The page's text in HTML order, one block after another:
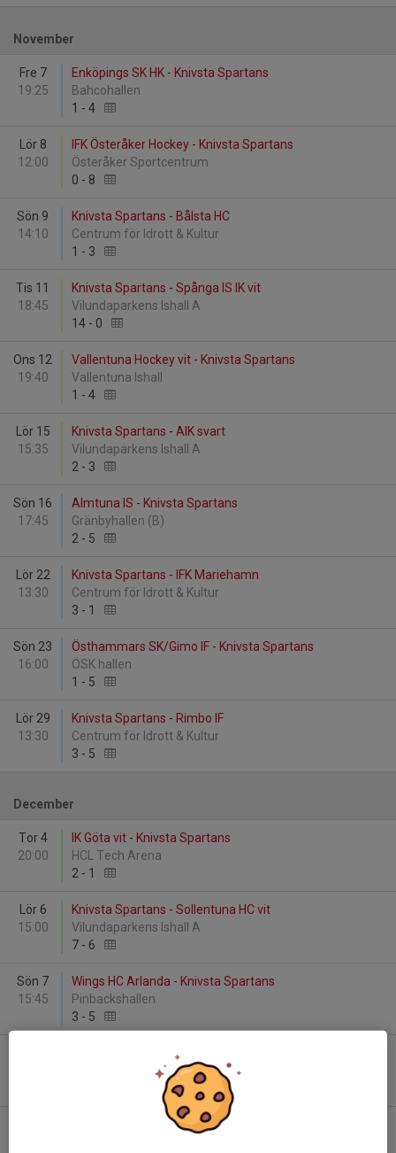
November
Fre 7
19:25
Enköpings SK HK - Knivsta Spartans
Bahcohallen
1 - 4
Lör 8
12:00
IFK Österåker Hockey - Knivsta Spartans
Österåker Sportcentrum
0 - 8
Sön 9
14:10
Knivsta Spartans - Bålsta HC
Centrum för Idrott & Kultur
1 - 3
Tis 11
18:45
Knivsta Spartans - Spånga IS IK vit
Vilundaparkens Ishall A
14 - 0
Ons 12
19:40
Vallentuna Hockey vit - Knivsta Spartans
Vallentuna Ishall
1 - 4
Lör 15
15:35
Knivsta Spartans - AIK svart
Vilundaparkens Ishall A
2 - 3
Sön 16
17:45
Almtuna IS - Knivsta Spartans
Gränbyhallen (B)
2 - 5
Lör 22
13:30
Knivsta Spartans - IFK Mariehamn
Centrum för Idrott & Kultur
3 - 1
Sön 23
16:00
Östhammars SK/Gimo IF - Knivsta Spartans
ÖSK hallen
1 - 5
Lör 29
13:30
Knivsta Spartans - Rimbo IF
Centrum för Idrott & Kultur
3 - 5
December
Tor 4
20:00
IK Göta vit - Knivsta Spartans
HCL Tech Arena
2 - 1
Lör 6
15:00
Knivsta Spartans - Sollentuna HC vit
Vilundaparkens Ishall A
7 - 6
Sön 7
15:45
Wings HC Arlanda - Knivsta Spartans
Pinbackshallen
3 - 5
Knivsta Spartans - AIK svart
Vilundaparkens Ishall A
Kista HC/Hässelby Kälvesta HC - Knivsta Spartans